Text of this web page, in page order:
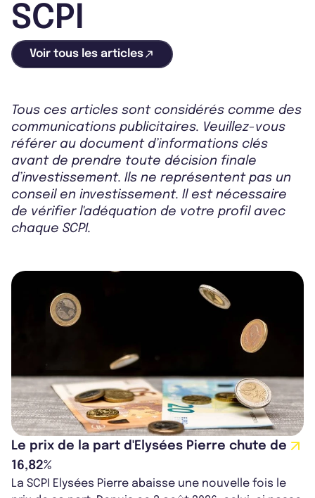
SCPI
Voir tous les articles
Tous ces articles sont considérés comme des
communications publicitaires. Veuillez-vous
référer au document d’informations clés
avant de prendre toute décision finale
d’investissement. Ils ne représentent pas un
conseil en investissement. Il est nécessaire
de vérifier l'adéquation de votre profil avec
chaque SCPI.
Le prix de la part d'Elysées Pierre chute de
16,82%
La SCPI Elysées Pierre abaisse une nouvelle fois le